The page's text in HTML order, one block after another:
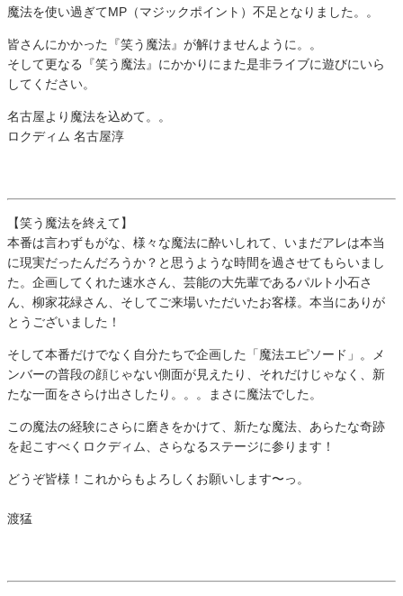
魔法を使い過ぎてMP（マジックポイント）不足となりました。。
皆さんにかかった『笑う魔法』が解けませんように。。
そして更なる『笑う魔法』にかかりにまた是非ライブに遊びにいら
してください。
名古屋より魔法を込めて。。
ロクディム 名古屋淳
【笑う魔法を終えて】
本番は言わずもがな、様々な魔法に酔いしれて、いまだアレは本当
に現実だったんだろうか？と思うような時間を過させてもらいまし
た。企画してくれた速水さん、芸能の大先輩であるパルト小石さ
ん、柳家花緑さん、そしてご来場いただいたお客様。本当にありが
とうございました！
そして本番だけでなく自分たちで企画した「魔法エピソード」。メ
ンバーの普段の顔じゃない側面が見えたり、それだけじゃなく、新
たな一面をさらけ出さしたり。。。まさに魔法でした。
この魔法の経験にさらに磨きをかけて、新たな魔法、あらたな奇跡
を起こすべくロクディム、さらなるステージに参ります！
どうぞ皆様！これからもよろしくお願いします〜っ。
渡猛